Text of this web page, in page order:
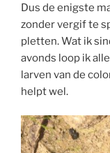
Dus de enigste
zonder vergif te
pletten. Wat ik
avonds loop ik
larven van de
helpt wel.